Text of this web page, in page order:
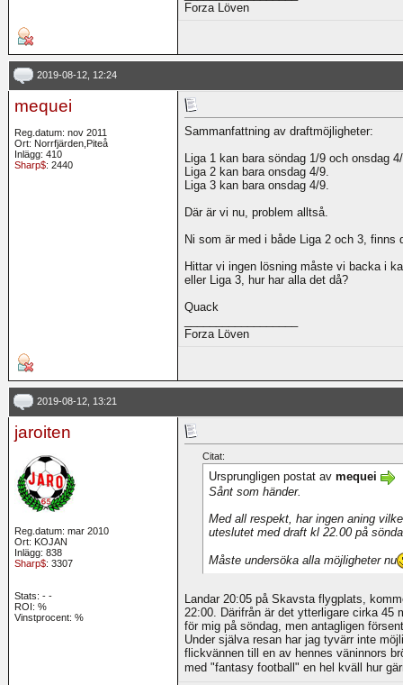
Forza Löven
2019-08-12, 12:24
mequei
Reg.datum: nov 2011
Ort: Norrfjärden,Piteå
Inlägg: 410
Sharp$: 2440
Sammanfattning av draftmöjligheter:
Liga 1 kan bara söndag 1/9 och onsdag
Liga 2 kan bara onsdag 4/9.
Liga 3 kan bara onsdag 4/9.
Där är vi nu, problem alltså.
Ni som är med i både Liga 2 och 3, finns
Hittar vi ingen lösning måste vi backa i
eller Liga 3, hur har alla det då?
Quack
Forza Löven
2019-08-12, 13:21
jaroiten
Reg.datum: mar 2010
Ort: KOJAN
Inlägg: 838
Sharp$: 3307
Stats: - -
ROI: %
Vinstprocent: %
Citat:
Ursprungligen postat av mequei
Sånt som händer.
Med all respekt, har ingen aning
uteslutet med draft kl 22.00 på
Måste undersöka alla möjligheter nu
Landar 20:05 på Skavsta flygplats,
22:00. Därifrån är det ytterligare cirka 45
för mig på söndag, men antagligen
Under själva resan har jag tyvärr inte
flickvännen till en av hennes väninnors
med "fantasy football" en hel kväll hur